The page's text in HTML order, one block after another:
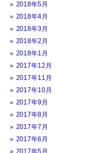
2018年5月
2018年4月
2018年3月
2018年2月
2018年1月
2017年12月
2017年11月
2017年10月
2017年9月
2017年8月
2017年7月
2017年6月
2017年5月